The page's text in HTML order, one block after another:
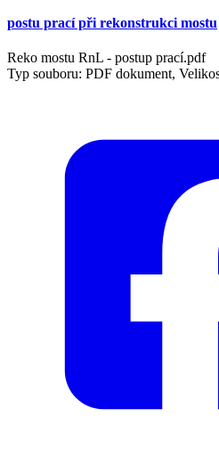
postu prací při rekonstrukci mostu
Reko mostu RnL - postup prací.pdf
Typ souboru: PDF dokument,